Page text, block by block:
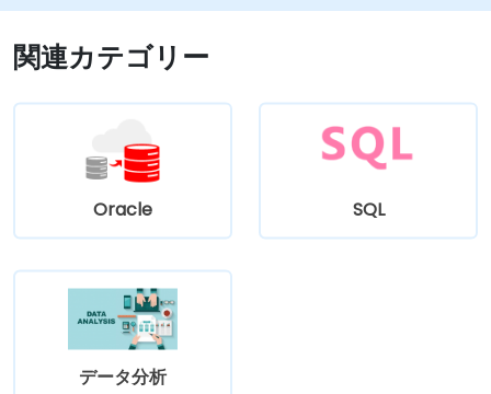
要件構造化ができる
関連カテゴリー
Oracle SQL
データ分析